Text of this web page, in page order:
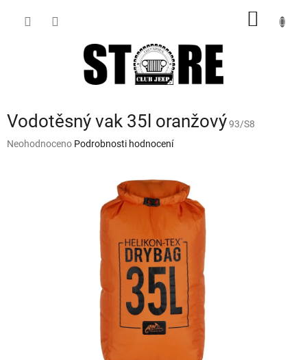
Vodotěsný vak 35l oranžový93/S8
Průměrné
Neohodnoceno Podrobnosti hodnocení